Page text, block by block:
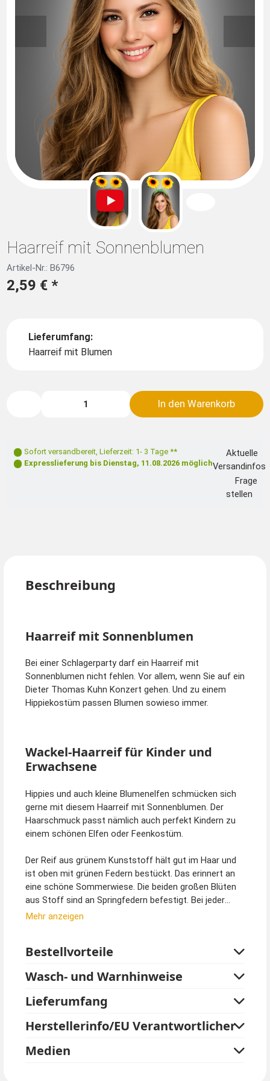
Haarreif mit Sonnenblumen
Artikel-Nr.: B6796
2,59 € *
Lieferumfang:
Haarreif mit Blumen
In den Warenkorb
Sofort versandbereit, Lieferzeit: 1- 3 Tage **
Expresslieferung bis Dienstag, 11.08.2026 möglich
Aktuelle
Versandinfos
Frage
stellen
Beschreibung
Haarreif mit Sonnenblumen
Bei einer Schlagerparty darf ein Haarreif mit
Sonnenblumen nicht fehlen. Vor allem, wenn Sie auf ein
Dieter Thomas Kuhn Konzert gehen. Und zu einem
Hippiekostüm passen Blumen sowieso immer.
Wackel-Haarreif für Kinder und
Erwachsene
Hippies und auch kleine Blumenelfen schmücken sich
gerne mit diesem Haarreif mit Sonnenblumen. Der
Haarschmuck passt nämlich auch perfekt Kindern zu
einem schönen Elfen oder Feenkostüm.
Der Reif aus grünem Kunststoff hält gut im Haar und
ist oben mit grünen Federn bestückt. Das erinnert an
eine schöne Sommerwiese. Die beiden großen Blüten
aus Stoff sind an Springfedern befestigt. Bei jeder
Bewegung wippen und wackeln die Blumen lustig
Blütenstempel. Durchmesser einer Blüte beträgt etwa
Flügel können Sie separat bestellen. Schmuck ist nicht
im Lieferumfang enthalten.
Tipp von Kostümpalast:
Mehr anzeigen
Bestellvorteile
Wasch- und Warnhinweise
Lieferumfang
Herstellerinfo/EU Verantwortlicher
Medien